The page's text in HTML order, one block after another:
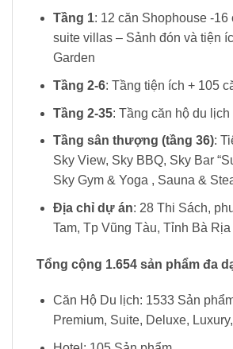
Tầng 1: 12 căn Shophouse -16
suite villas – Sảnh đón và tiện
Garden
Tầng 2-6: Tầng tiện ích + 105
Tầng 2-35: Tầng căn hộ du
Tầng sân thượng (tầng 36):
Sky View, Sky BBQ, Sky Bar
Sky Gym & Yoga , Sauna &
Địa chỉ dự án: 28 Thi Sách,
Tam, Tp Vũng Tàu, Tỉnh Bà
Tổng cộng 1.654 sản phẩm đa
Căn Hộ Du lịch: 1533 Sản
Premium, Suite, Deluxe,